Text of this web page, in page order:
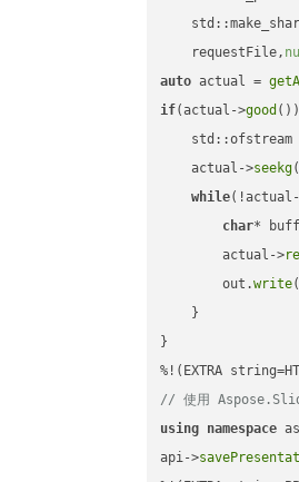
    requestFile,
auto actual =
if(actual->good
    actual->
seekg
while
char*
        actual->
        out.
write
    }
}
// 使用
using namespace
api->